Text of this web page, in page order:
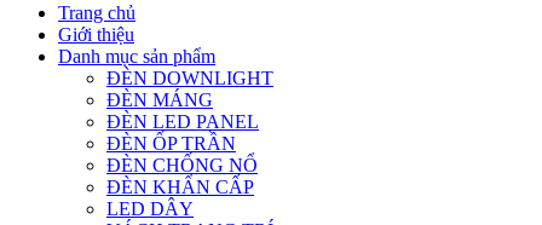
Trang chủ
Giới thiệu
Danh mục sản phẩm
ĐÈN DOWNLIGHT
ĐÈN MÁNG
ĐÈN LED PANEL
ĐÈN ỐP TRẦN
ĐÈN CHỐNG NỔ
ĐÈN KHẨN CẤP
LED DÂY